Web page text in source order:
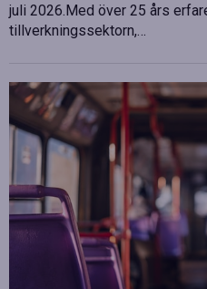
juli 2026.Med över 25 års
tillverkningssektorn,…